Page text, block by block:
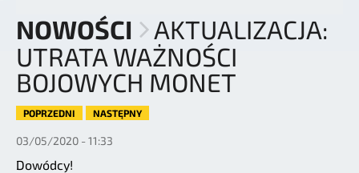
NOWOŚCI
AKTUALIZACJA:
UTRATA WAŻNOŚCI
BOJOWYCH MONET
POPRZEDNI NASTĘPNY
03/05/2020 - 11:33
Dowódcy!